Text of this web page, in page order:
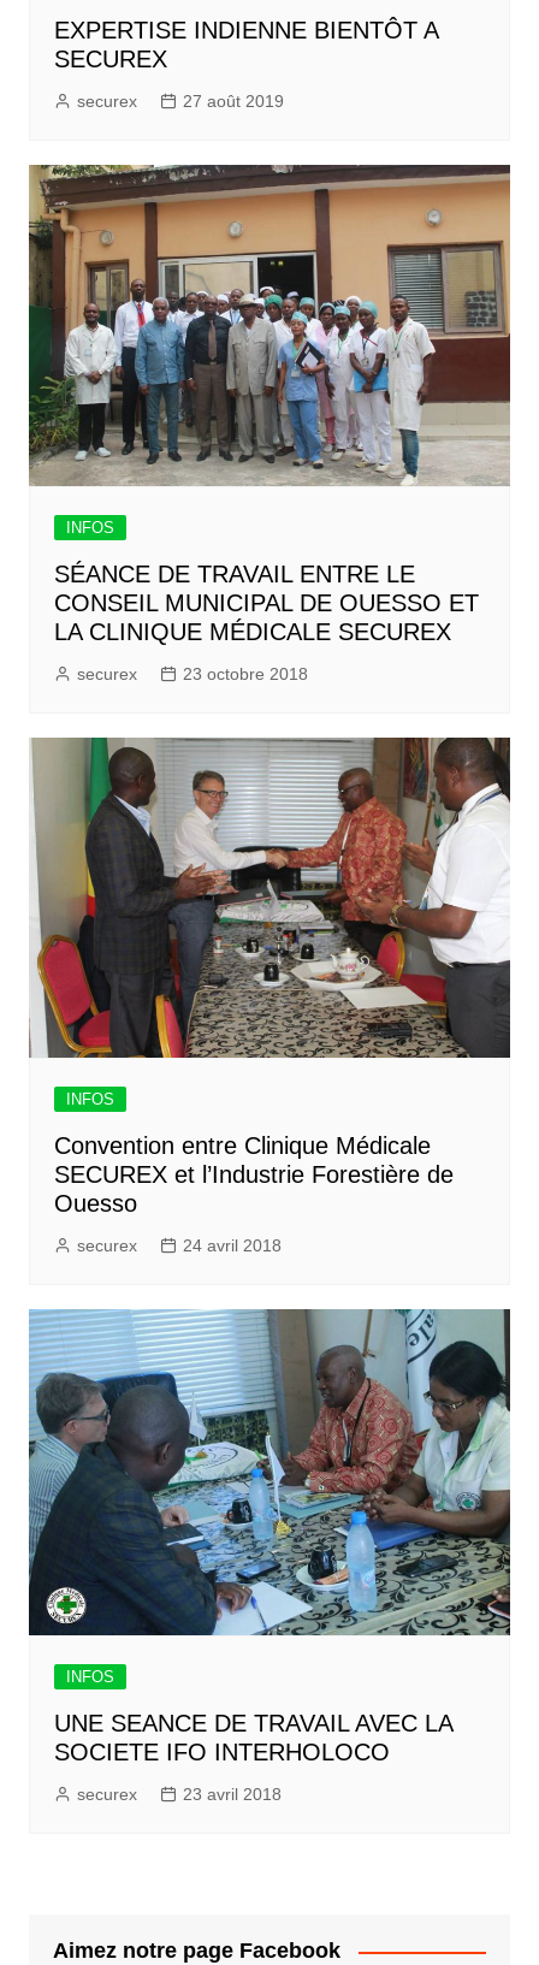
EXPERTISE INDIENNE BIENTÔT A
SECUREX
securex 27 août 2019
INFOS
SÉANCE DE TRAVAIL ENTRE LE
CONSEIL MUNICIPAL DE OUESSO ET
LA CLINIQUE MÉDICALE SECUREX
securex 23 octobre 2018
INFOS
Convention entre Clinique Médicale
SECUREX et l’Industrie Forestière de
Ouesso
securex 24 avril 2018
INFOS
UNE SEANCE DE TRAVAIL AVEC LA
SOCIETE IFO INTERHOLOCO
securex 23 avril 2018
Aimez notre page Facebook